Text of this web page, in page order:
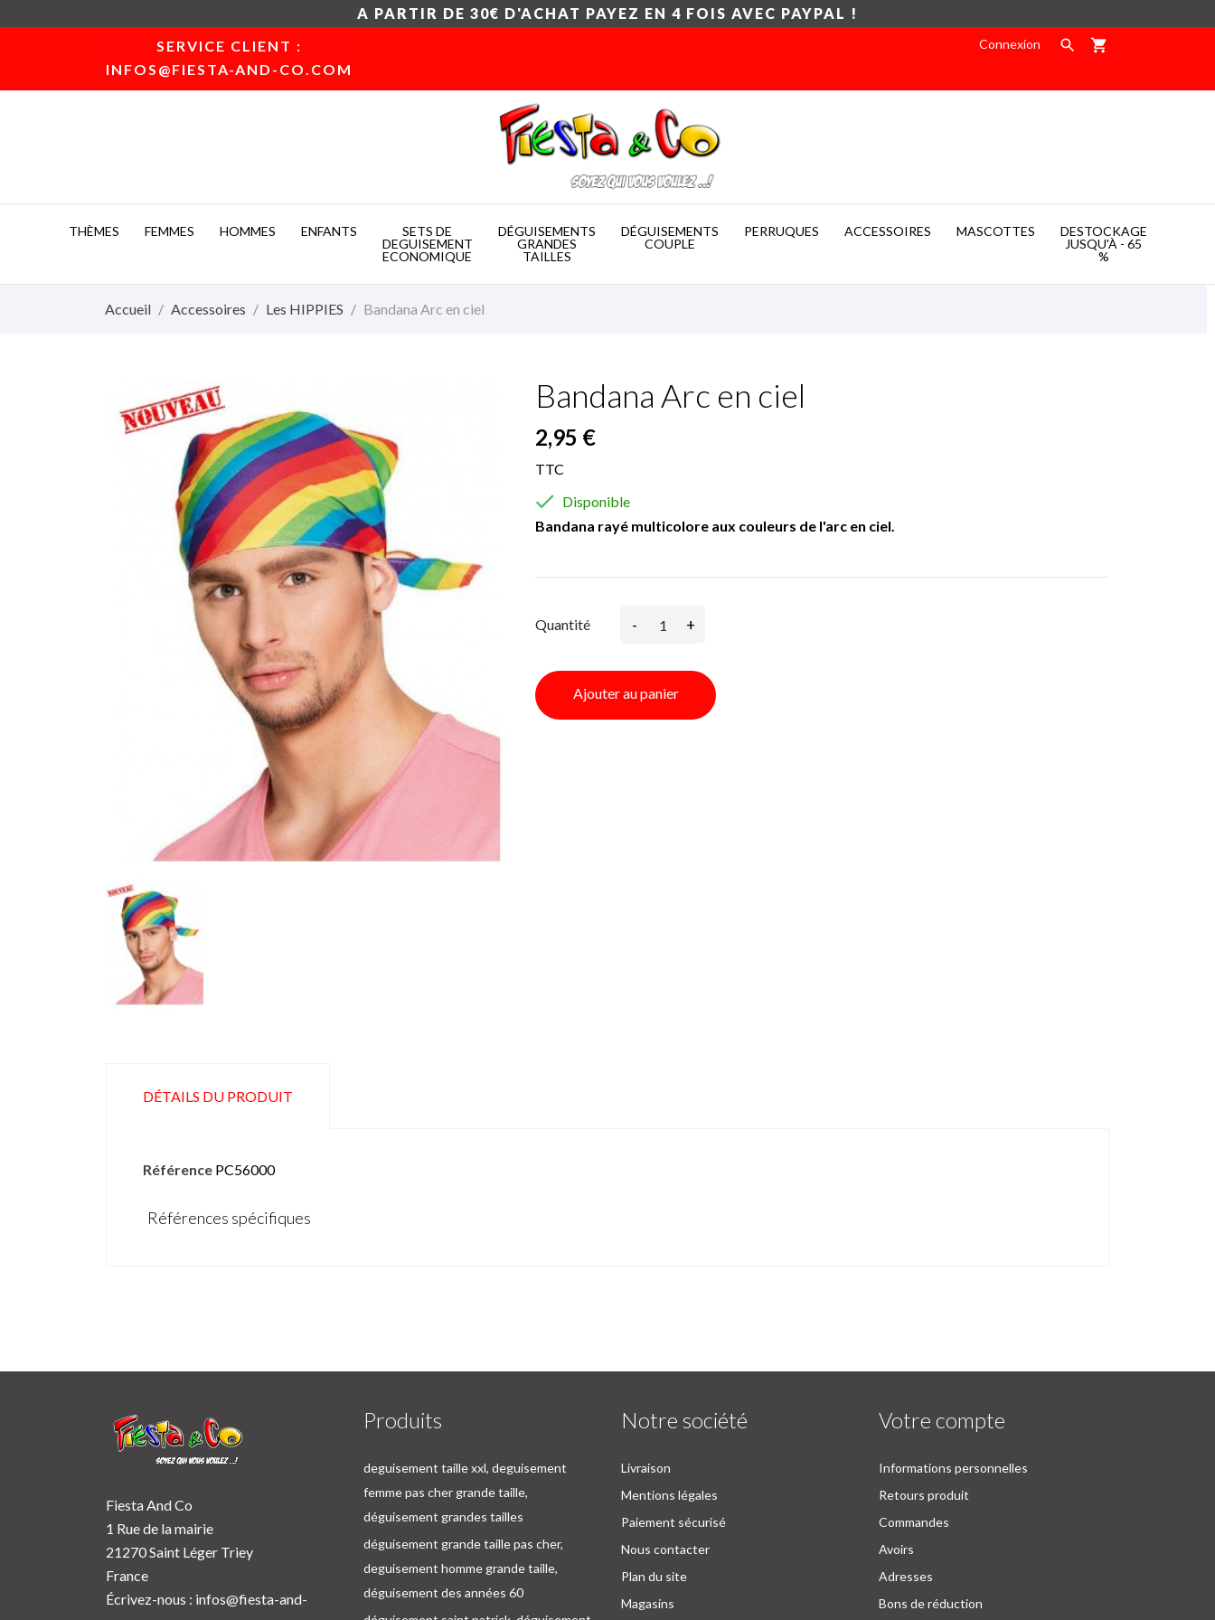
A PARTIR DE 30€ D'ACHAT PAYEZ EN 4 FOIS AVEC PAYPAL !
SERVICE CLIENT :
INFOS@FIESTA-AND-CO.COM
Connexion  shopping_cart
THÈMES FEMMES HOMMES ENFANTS
SETS DE
DEGUISEMENT
ECONOMIQUE
DÉGUISEMENTS
GRANDES
TAILLES
DÉGUISEMENTS
COUPLE
PERRUQUES ACCESSOIRES MASCOTTES
DESTOCKAGE
JUSQU'À - 65
%

Accueil Accessoires Les HIPPIES Bandana Arc en ciel
Bandana Arc en ciel
2,95 €
TTC
 Disponible
Bandana rayé multicolore aux couleurs de l'arc en ciel.
Quantité - +
Ajouter au panier
DÉTAILS DU PRODUIT
Référence PC56000
Références spécifiques
Fiesta And Co
1 Rue de la mairie
21270 Saint Léger Triey
France
Écrivez-nous : infos@fiesta-and-
Produits
deguisement taille xxl, deguisement
femme pas cher grande taille,
déguisement grandes tailles
déguisement grande taille pas cher,
deguisement homme grande taille,
déguisement des années 60
Notre société
Livraison
Mentions légales
Paiement sécurisé
Nous contacter
Plan du site
Magasins
Votre compte
Informations personnelles
Retours produit
Commandes
Avoirs
Adresses
Bons de réduction